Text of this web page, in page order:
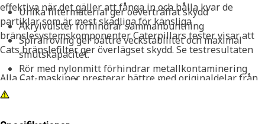
effektiva när det gäller att fånga in och hålla kvar de
partiklar som är mest skadliga för känsliga
bränslesystemskomponenter. Caterpillars tester visar att
Cats bränslefilter ger överlägset skydd. Se testresultaten
Alla Cat-maskiner presterar bättre med originaldelar från
Cat. Våra filter förbättrar inte bara prestandan, de skyddar
och högre andrahandsvärde. För ytterligare skydd kan
Unika filtermaterial ger oöverträffat skydd
Akrylvulster förhindrar sammanbuntning
Spiralroving ger bättre veckstabilitet och maximal
smutskapacitet.
Rör med nylonmitt förhindrar metallkontaminering
Gjutna ändkåpor förhindrar läckage